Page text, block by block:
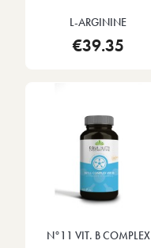
L-ARGININE
€39.35
N°11 VIT. B COMPLEX